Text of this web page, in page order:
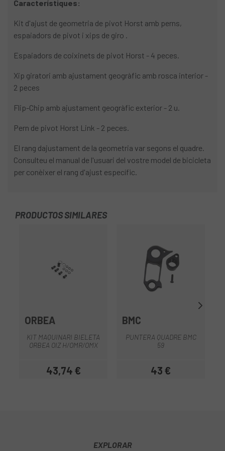
Característiques:
Kit d'ajust de geometria de pivot Horst amb perns,
espaiadors de pivot i xips de giro .
Espaiadors de coixinets de pivot Horst - 4 peces.
Xip giratori amb ajustament geogràfic amb rosca interior -
2 peces
Flip-Chip amb ajustament geogràfic exterior - 2 u.
Pern de pivot Horst Link - 2 peces.
El rang dajustament de la geometria var segons el quadre.
Consulteu el manual de l'usuari del vostre model de bicicleta
per conèixer el rang d'ajust específic.
PRODUCTOS SIMILARES
ORBEA
KIT MAQUINARI BIELETA
ORBEA OIZ H/OMR/OMX
Preu
43,74 €
BMC
PUNTERA QUADRE BMC
59
Preu
43 €
EXPLORAR